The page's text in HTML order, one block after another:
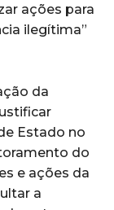
ações para
ilegítima”
da
Estado no
do
e ações da
a